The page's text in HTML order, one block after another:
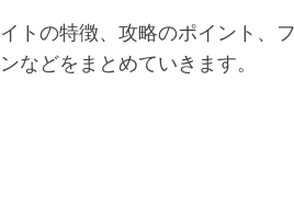
トの特徴、攻略のポイント、
などをまとめていきます。